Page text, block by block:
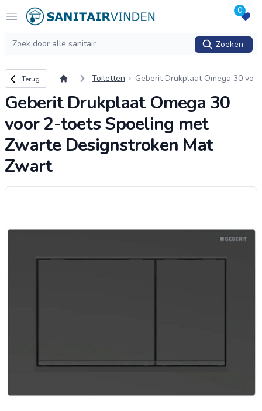
Open menu
Logo sanitairvinden.nl 0
Zoeken
Zoeken
Terug naar overzicht
Terug Toiletten
Geberit Drukplaat Omega 30 vo
Designstroken Mat Zwart
Geberit Drukplaat Omega 30
voor 2-toets Spoeling met
Zwarte Designstroken Mat
Zwart